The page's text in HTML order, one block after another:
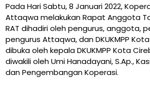
Pada Hari Sabtu, 8 Januari 2022,
Attaqwa melakukan Rapat Anggota
RAT dihadiri oleh pengurus, anggota,
pengurus Attaqwa, dan DKUKMPP
dibuka oleh kepala DKUKMPP Kota
diwakili oleh Umi Hanadayani, S.Ap.,
dan Pengembangan Koperasi.